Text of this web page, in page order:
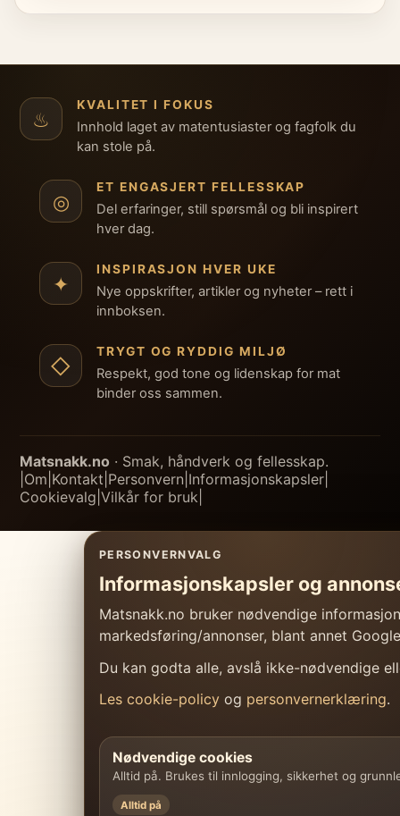
♨
KVALITET I FOKUS
Innhold laget av matentusiaster og fagfolk du
kan stole på.
◎
ET ENGASJERT FELLESSKAP
Del erfaringer, still spørsmål og bli inspirert
hver dag.
✦
INSPIRASJON HVER UKE
Nye oppskrifter, artikler og nyheter – rett i
innboksen.
◇
TRYGT OG RYDDIG MILJØ
Respekt, god tone og lidenskap for mat
binder oss sammen.
Matsnakk.no · Smak, håndverk og fellesskap.
Om Kontakt Personvern Informasjonskapsler
Cookievalg Vilkår for bruk
PERSONVERNVALG
Informasjonskapsler og
Matsnakk.no bruker nødvendige
markedsføring/annonser, blant annet
Du kan godta alle, avslå ikke-nødvendige
Les cookie-policy og personvernerklæring.
Nødvendige cookies
Alltid på. Brukes til innlogging, sikkerhet og
Alltid på